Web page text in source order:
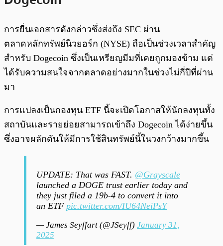
การยื่นเอกสารดังกล่าวซึ่งส่งถึง SEC ผ่าน
ตลาดหลักทรัพย์นิวยอร์ก (NYSE) ถือเป็นช่วงเวลาสำคัญ
สำหรับ Dogecoin ซึ่งเป็นเหรียญมีมที่เคยถูกมองข้าม แต่
ได้รับความสนใจจากตลาดอย่างมากในช่วงไม่กี่ปีที่ผ่าน
มา
การแปลงเป็นกองทุน ETF นี้จะเปิดโอกาสให้นักลงทุนทั้ง
สถาบันและรายย่อยสามารถเข้าถึง Dogecoin ได้ง่ายขึ้น
ซึ่งอาจผลักดันให้มีการใช้สินทรัพย์นี้ในวงกว้างมากขึ้น
UPDATE: That was FAST. @Grayscale
launched a DOGE trust earlier today and
they just filed a 19b-4 to convert it into
an ETF pic.twitter.com/IU64NeiPsY
— James Seyffart (@JSeyff) January 31,
2025